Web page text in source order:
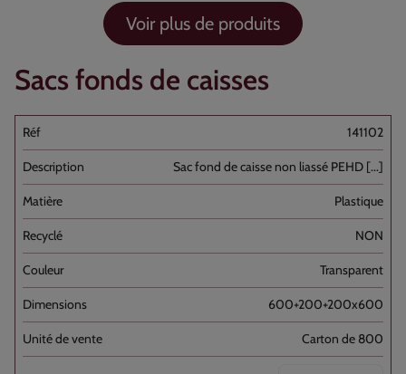
Voir plus de produits
Sacs fonds de caisses
141102
Sac fond de caisse non liassé PEHD [...]
Plastique
NON
Transparent
600+200+200x600
Carton de 800